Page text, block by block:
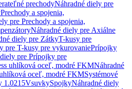
prechodyNáhradné diely pre
Prechody a spojenia,
pre Prechody a spojenia,
Náhradné diely pre Axiálne
diely pre ZátkyT-kusy pre
pre T-kusy pre vykurovaniePrípojky
pre Prípojky pre
uhlíková oceľ, modré FKMNáhradné
oceľ, modré FKMSystémové
1.0215VsuvkySpojkyNáhradné diely